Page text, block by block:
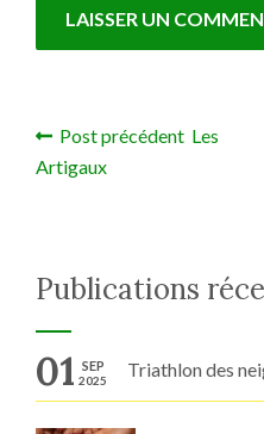
Navigation
Post précédent Les
Artigaux
Publications
01 SEP
2025 Triathlon des